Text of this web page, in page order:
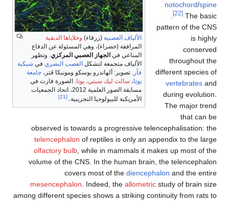
الألياف العصبية(زرقاء)وخلاياها الدبقية
المرافقة (خضراء)، وهي المسئولة عن الدفاع
الجهاز العصبي المركزي. وتظهر
الألياف متجمعة لتشكلالعصب البصريفي شبكية
فأر. تصوير: ألهاندرو بوسكو ومونيكا ڤتر،جامعة
يوتا
سالت ليك سيتي، يوتا. الصورة فازت في
مسابقة الصور العلمية 2012، اتحاد الجمعيات
الأمريكية للبيولوجيا التجريبية..
notochord
.
[22]
pattern of
different
during
The
that
observed is towards a progressive
telencephalonof reptiles is only an appendix to
olfactory bulb, while in mammals it makes up
volume of the CNS. In the human brain, the
covers most of thediencephalonand the
mesencephalon. Indeed, the allometricstudy of
among different species shows a striking continuity from